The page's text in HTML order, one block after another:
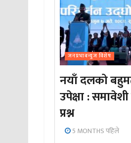
जनप्रभाबन्युज विशेष
नयाँ दलको
उपेक्षा :
प्रश्न
5 MONTHS पहिले